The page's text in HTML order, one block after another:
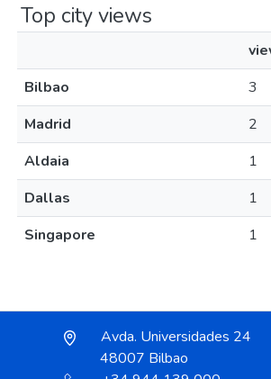
Top city views
Bilbao
3
Madrid
2
Aldaia
1
Dallas
1
Singapore
1
Avda. Universidades 24
48007 Bilbao